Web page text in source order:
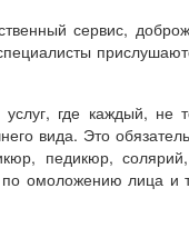
сервис,
где каждый, не
вида. Это
педикюр,
по омоложению лица